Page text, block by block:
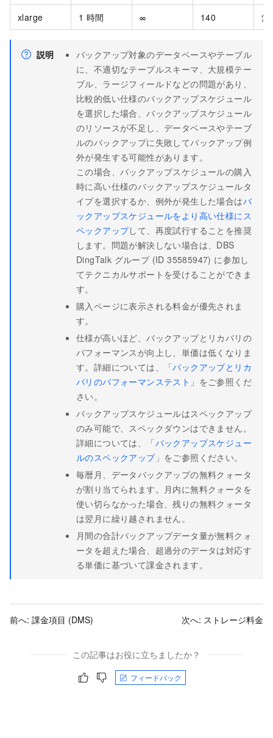
xlarge 1 時間 ∞ 140 無
説明
バックアップ対象のデータベースやテーブル
に、不適切なテーブルスキーマ、大規模テー
ブル、ラージフィールドなどの問題があり、
比較的低い仕様のバックアップスケジュール
を選択した場合、バックアップスケジュール
のリソースが不足し、データベースやテーブ
ルのバックアップに失敗してバックアップ例
外が発生する可能性があります。
この場合、バックアップスケジュールの購入
時に高い仕様のバックアップスケジュールタ
イプを選択するか、例外が発生した場合はバ
ックアップスケジュールをより高い仕様にス
ペックアップして、再度試行することを推奨
します。問題が解決しない場合は、DBS
DingTalk グループ (ID 35585947) に参加し
てテクニカルサポートを受けることができま
す。
購入ページに表示される料金が優先されま
す。
仕様が高いほど、バックアップとリカバリの
パフォーマンスが向上し、単価は低くなりま
す。詳細については、「バックアップとリカ
バリのパフォーマンステスト 」をご参照くだ
さい。
バックアップスケジュールはスペックアップ
のみ可能で、スペックダウンはできません。
詳細については、「バックアップスケジュー
ルのスペックアップ」をご参照ください。
毎暦月、データバックアップの無料クォータ
が割り当てられます。月内に無料クォータを
使い切らなかった場合、残りの無料クォータ
は翌月に繰り越されません。
月間の合計バックアップデータ量が無料クォ
ータを超えた場合、超過分のデータは対応す
る単価に基づいて課金されます。
前へ: 課金項目 (DMS) 次へ: ストレージ料金
この記事はお役に立ちましたか？
フィードバック